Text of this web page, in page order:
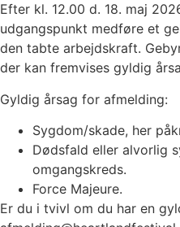
Efter kl. 12.00 d. 18. maj
udgangspunkt medføre et
den tabte arbejdskraft.
der kan fremvises gyldig
Gyldig årsag for afmelding:
Sygdom/skade, her
Dødsfald eller alvorlig
omgangskreds.
Force Majeure.
Er du i tvivl om du har en